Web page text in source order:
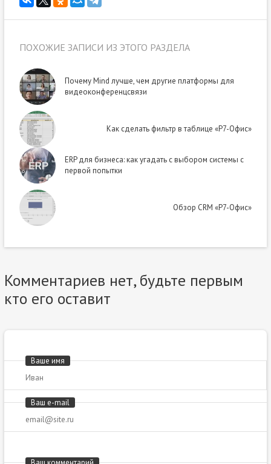
ПОХОЖИЕ ЗАПИСИ ИЗ ЭТОГО РАЗДЕЛА
Почему Mind лучше, чем другие платформы для
видеоконференцсвязи
Как сделать фильтр в таблице «Р7-Офис»
ERP для бизнеса: как угадать с выбором системы с
первой попытки
Обзор СRM «Р7-Офис»
Комментариев нет, будьте первым
кто его оставит
Ваше имя
Ваш e-mail